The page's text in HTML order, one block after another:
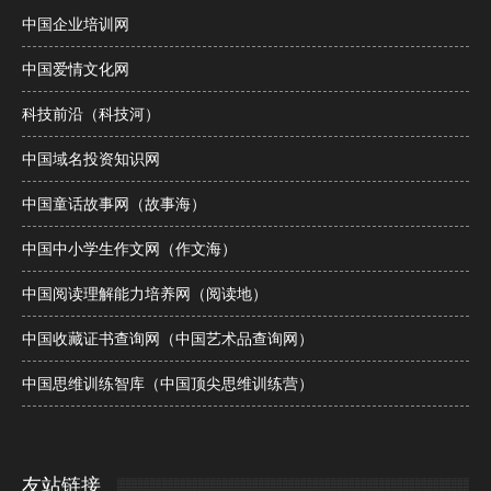
中国企业培训网
中国爱情文化网
科技前沿（科技河）
中国域名投资知识网
中国童话故事网（故事海）
中国中小学生作文网（作文海）
中国阅读理解能力培养网（阅读地）
中国收藏证书查询网（中国艺术品查询网）
中国思维训练智库（中国顶尖思维训练营）
友站链接